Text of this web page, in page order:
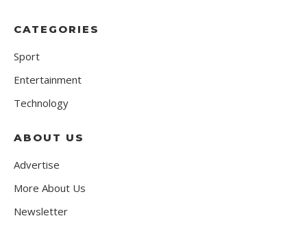
CATEGORIES
Sport
Entertainment
Technology
ABOUT US
Advertise
More About Us
Newsletter